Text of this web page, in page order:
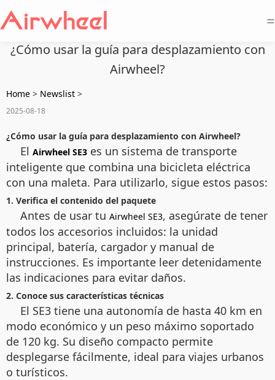
=
¿Cómo usar la guía para desplazamiento con
Airwheel?
Home > Newslist >
2025-08-18
¿Cómo usar la guía para desplazamiento con Airwheel?
El Airwheel SE3 es un sistema de transporte
inteligente que combina una bicicleta eléctrica
con una maleta. Para utilizarlo, sigue estos pasos:
1. Verifica el contenido del paquete
Antes de usar tu Airwheel SE3, asegúrate de tener
todos los accesorios incluidos: la unidad
principal, batería, cargador y manual de
instrucciones. Es importante leer detenidamente
las indicaciones para evitar daños.
2. Conoce sus características técnicas
El SE3 tiene una autonomía de hasta 40 km en
modo económico y un peso máximo soportado
de 120 kg. Su diseño compacto permite
desplegarse fácilmente, ideal para viajes urbanos
o turísticos.